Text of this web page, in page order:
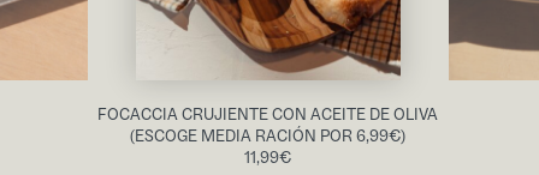
FOCACCIA CRUJIENTE CON ACEITE DE OLIVA
(ESCOGE MEDIA RACIÓN POR 6,99€)
11,99€